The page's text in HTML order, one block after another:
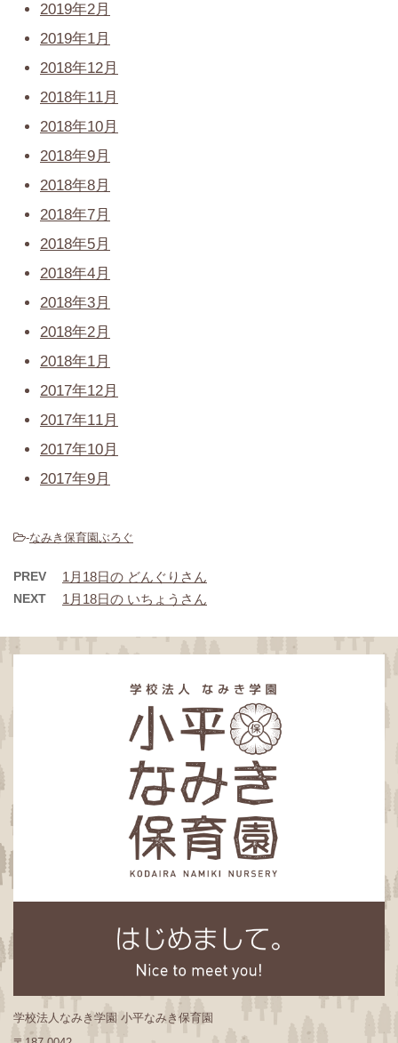
2019年2月
2019年1月
2018年12月
2018年11月
2018年10月
2018年9月
2018年8月
2018年7月
2018年5月
2018年4月
2018年3月
2018年2月
2018年1月
2017年12月
2017年11月
2017年10月
2017年9月
-なみき保育園ぶろぐ
PREV 1月18日の どんぐりさん
NEXT 1月18日の いちょうさん
学校法人なみき学園 小平なみき保育園